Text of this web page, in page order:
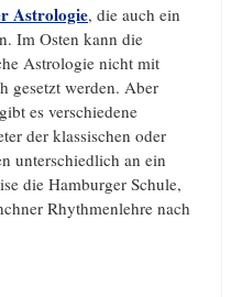
Astrologie, die auch ein
Im Osten kann die
Astrologie nicht mit
gesetzt werden. Aber
es verschiedene
der klassischen oder
unterschiedlich an ein
die Hamburger Schule,
Rhythmenlehre nach